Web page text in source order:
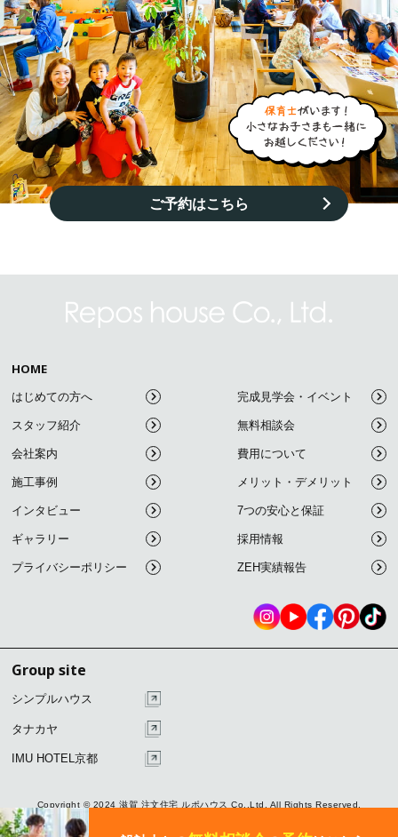
ご予約はこちら
HOME
はじめての方へ
スタッフ紹介
会社案内
施工事例
インタビュー
ギャラリー
プライバシーポリシー
完成見学会・イベント
無料相談会
費用について
メリット・デメリット
7つの安心と保証
採用情報
ZEH実績報告
Group site
シンプルハウス
タナカヤ
IMU HOTEL京都
Copyright © 2024 滋賀 注文住宅 ルポハウス Co.,Ltd. All Rights Reserved.
の